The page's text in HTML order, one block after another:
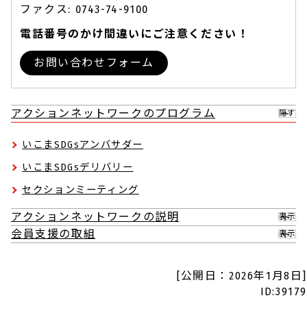
ファクス: 0743-74-9100
電話番号のかけ間違いにご注意ください！
お問い合わせフォーム
アクションネットワークのプログラム 隠す
いこまSDGsアンバサダー
いこまSDGsデリバリー
セクションミーティング
アクションネットワークの説明 表示
会員支援の取組 表示
[公開日：2026年1月8日]
ID:39179